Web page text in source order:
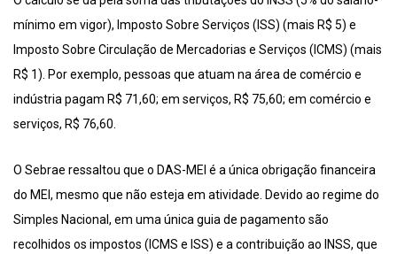
mínimo em vigor), Imposto Sobre Serviços (ISS) (mais R$ 5) e
Imposto Sobre Circulação de Mercadorias e Serviços (ICMS) (mais
R$ 1). Por exemplo, pessoas que atuam na área de comércio e
indústria pagam R$ 71,60; em serviços, R$ 75,60; em comércio e
serviços, R$ 76,60.
O Sebrae ressaltou que o DAS-MEI é a única obrigação financeira
do MEI, mesmo que não esteja em atividade. Devido ao regime do
Simples Nacional, em uma única guia de pagamento são
recolhidos os impostos (ICMS e ISS) e a contribuição ao INSS, que